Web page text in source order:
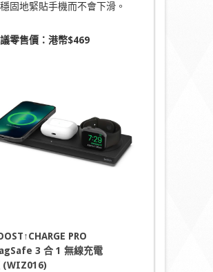
固地緊貼手機而不會下滑。
零售價：港幣$469
PRO
3 合 1 無線充電
(WIZ016)